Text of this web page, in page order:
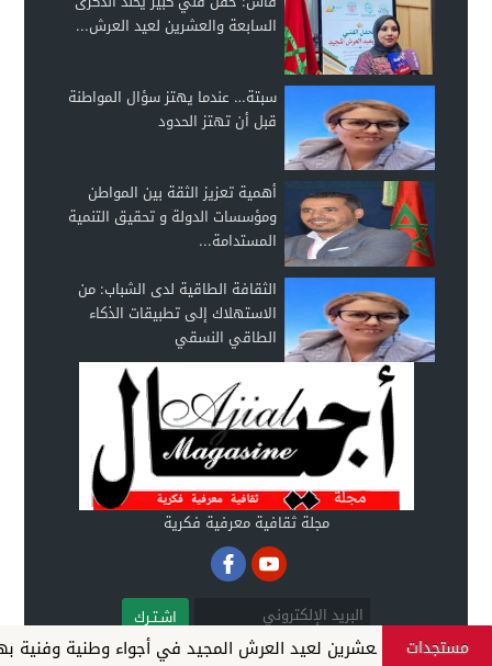
السابعة والعشرين لعيد العرش...
سبتة… عندما يهتز سؤال المواطنة
قبل أن تهتز الحدود
أهمية تعزيز الثقة بين المواطن
ومؤسسات الدولة و تحقيق التنمية
المستدامة...
الثقافة الطاقية لدى الشباب: من
الاستهلاك إلى تطبيقات الذكاء
الطاقي النسقي
مجلة ثقافية معرفية فكرية
اشـتـرك
مستجداتوالعشرين لعيد العرش المجيد في أجواء وطنية وفنية بهيجة